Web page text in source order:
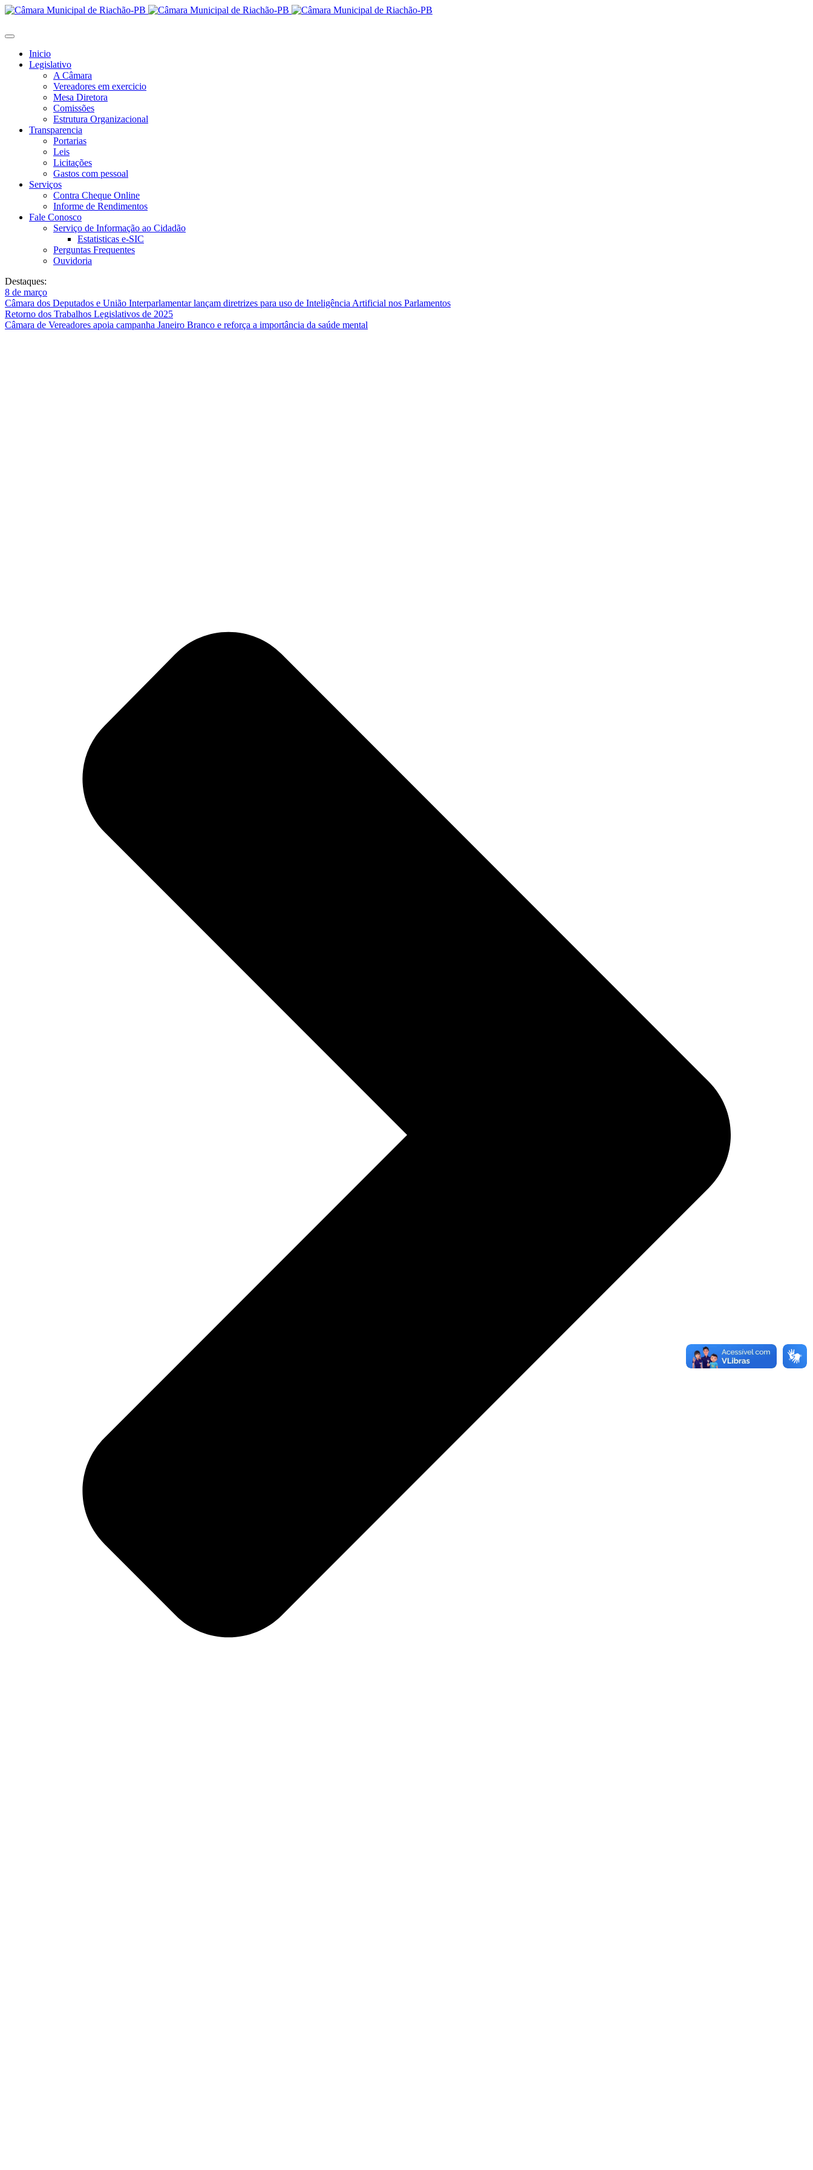
Inicio
Legislativo
A Câmara
Vereadores em exercicio
Mesa Diretora
Comissões
Estrutura Organizacional
Transparencia
Portarias
Leis
Licitações
Gastos com pessoal
Serviços
Contra Cheque Online
Informe de Rendimentos
Fale Conosco
Serviço de Informação ao Cidadão
Estatisticas e-SIC
Perguntas Frequentes
Ouvidoria
Destaques:
8 de março
Câmara dos Deputados e União Interparlamentar lançam diretrizes para uso de Inteligência Artificial nos Parlamentos
Retorno dos Trabalhos Legislativos de 2025
Câmara de Vereadores apoia campanha Janeiro Branco e reforça a importância da saúde mental